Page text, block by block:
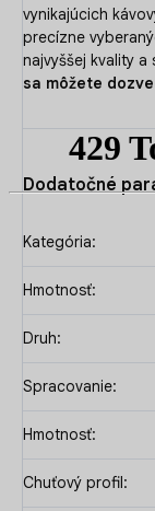
vynikajúcich
precízne
najvyššej kvality a
sa môžete
Dodatočné
Kategória:
Hmotnosť:
Druh:
Spracovanie:
Hmotnosť:
Chuťový profil :